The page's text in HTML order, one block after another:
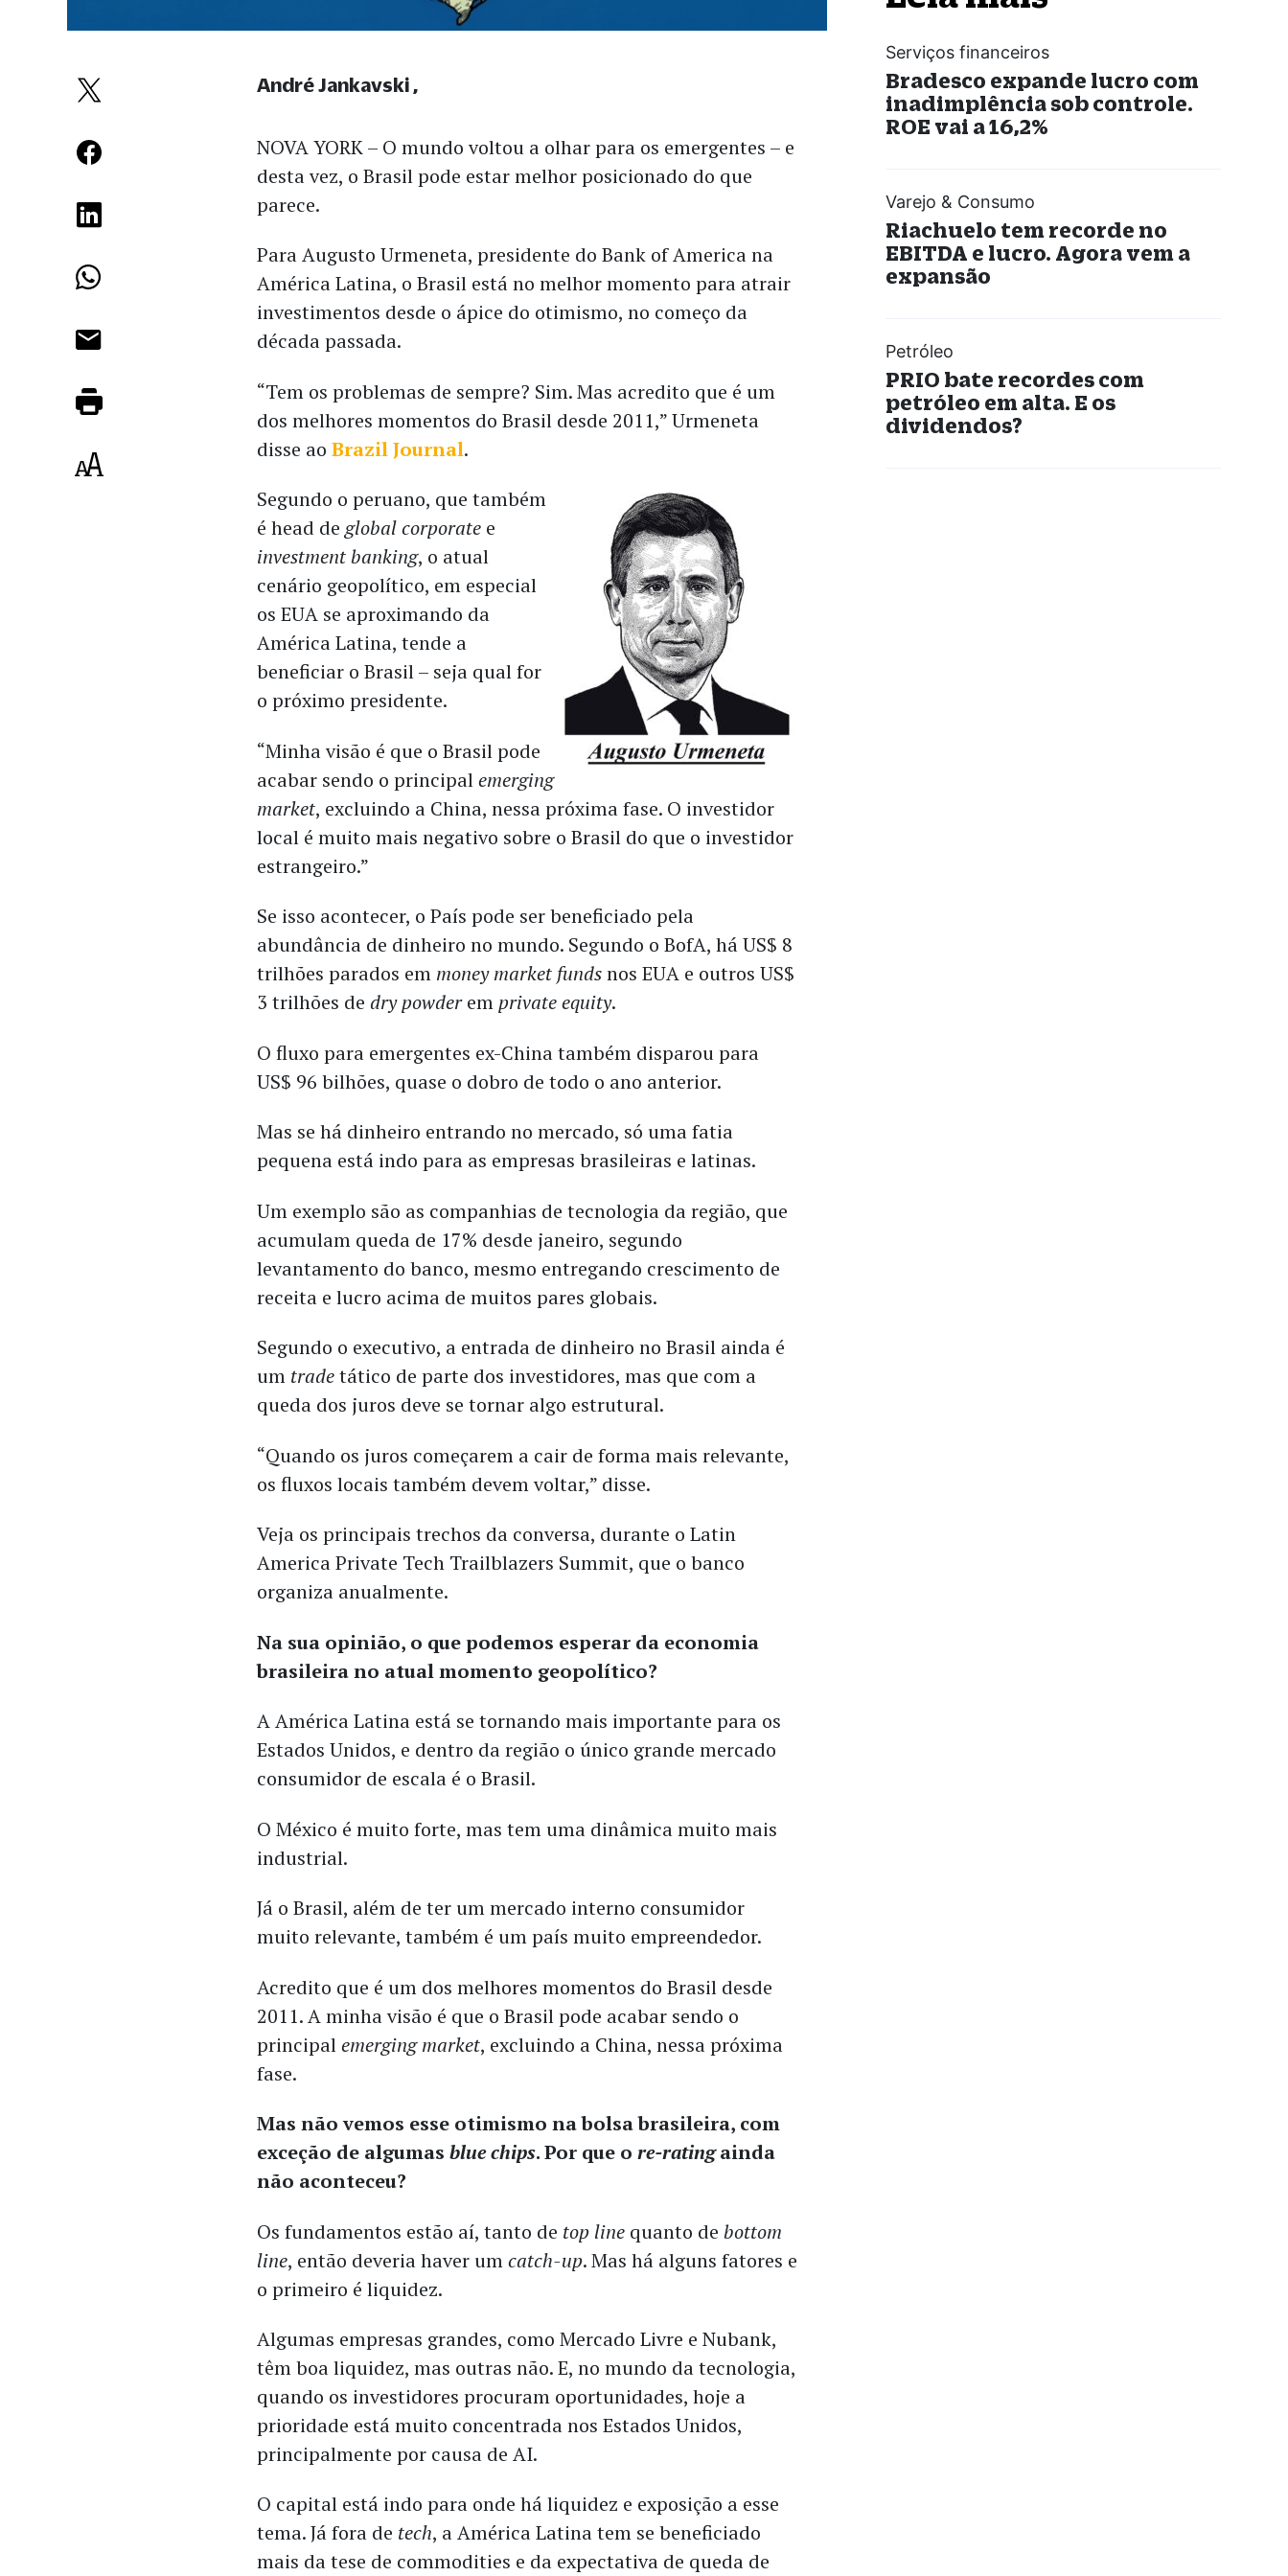
NOVA YORK – O mundo voltou a olhar para os emergentes – e
desta vez, o Brasil pode estar melhor posicionado do que
parece.
Para Augusto Urmeneta, presidente do Bank of America na
América Latina, o Brasil está no melhor momento para atrair
investimentos desde o ápice do otimismo, no começo da
década passada.
“Tem os problemas de sempre? Sim. Mas acredito que é um
dos melhores momentos do Brasil desde 2011,” Urmeneta
disse aoBrazil Journal.
Segundo o peruano, que também
é head deglobal corporate e
investment banking, o atual
cenário geopolítico, em especial
os EUA se aproximando da
América Latina, tende a
beneficiar o Brasil – seja qual for
o próximo presidente.
“Minha visão é que o Brasil pode
acabar sendo o principalemerging
market, excluindo a China, nessa próxima fase. O investidor
local é muito mais negativo sobre o Brasil do que o investidor
estrangeiro.”
Se isso acontecer, o País pode ser beneficiado pela
abundância de dinheiro no mundo. Segundo o BofA, há US$ 8
trilhões parados em money market fundsnos EUA e outros US$
3 trilhões de dry powderem private equity.
O fluxo para emergentes ex-China também disparou para
US$ 96 bilhões, quase o dobro de todo o ano anterior.
Mas se há dinheiro entrando no mercado, só uma fatia
pequena está indo para as empresas brasileiras e latinas.
Um exemplo são as companhias de tecnologia da região, que
acumulam queda de 17% desde janeiro, segundo
levantamento do banco, mesmo entregando crescimento de
receita e lucro acima de muitos pares globais.
Segundo o executivo, a entrada de dinheiro no Brasil ainda é
um tradetático de parte dos investidores, mas que com a
queda dos juros deve se tornar algo estrutural.
“Quando os juros começarem a cair de forma mais relevante,
os fluxos locais também devem voltar,” disse.
Veja os principais trechos da conversa, durante o Latin
America Private Tech Trailblazers Summit, que o banco
organiza anualmente.
Na sua opinião, o que podemos esperar da economia
brasileira no atual momento geopolítico?
A América Latina está se tornando mais importante para os
Estados Unidos, e dentro da região o único grande mercado
consumidor de escala é o Brasil.
O México é muito forte, mas tem uma dinâmica muito mais
industrial.
Já o Brasil, além de ter um mercado interno consumidor
muito relevante, também é um país muito empreendedor.
Acredito que é um dos melhores momentos do Brasil desde
2011. A minha visão é que o Brasil pode acabar sendo o
principalemerging market, excluindo a China, nessa próxima
fase.
Mas não vemos esse otimismo na bolsa brasileira, com
exceção de algumasblue chips. Por que ore-ratingainda
não aconteceu?
Os fundamentos estão aí, tanto de top line quanto debottom
line, então deveria haver umcatch-up. Mas há alguns fatores e
o primeiro é liquidez.
Algumas empresas grandes, como Mercado Livre e Nubank,
têm boa liquidez, mas outras não. E, no mundo da tecnologia,
quando os investidores procuram oportunidades, hoje a
prioridade está muito concentrada nos Estados Unidos,
principalmente por causa de AI.
O capital está indo para onde há liquidez e exposição a esse
tema. Já fora de tech, a América Latina tem se beneficiado
mais da tese de commodities e da expectativa de queda de
André Jankavski
Serviços financeiros
Bradesco expande lucro com
inadimplência sob controle.
ROE vai a 16,2%
Varejo & Consumo
Riachuelo tem recorde no
EBITDA e lucro. Agora vem a
expansão
Petróleo
PRIO bate recordes com
petróleo em alta. E os
dividendos?